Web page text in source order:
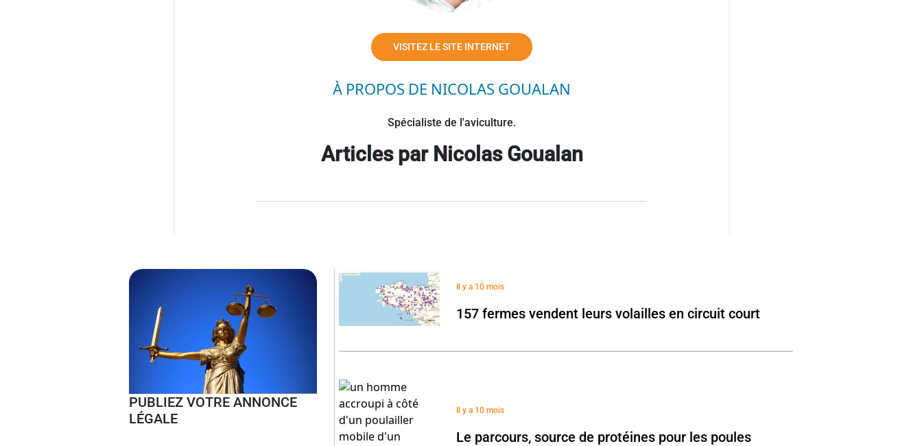
VISITEZ LE SITE INTERNET
À PROPOS DE NICOLAS GOUALAN
Spécialiste de l'aviculture.
Articles par Nicolas Goualan
PUBLIEZ VOTRE ANNONCE
LÉGALE
Il y a 10 mois
157 fermes vendent leurs volailles en circuit court
Il y a 10 mois
Le parcours, source de protéines pour les poules